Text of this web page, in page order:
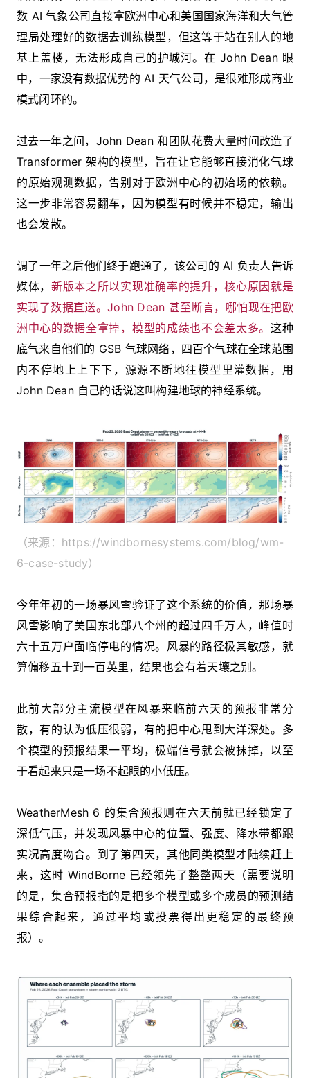
数 AI 气象公司直接拿欧洲中心和美国国家海洋和大气管
理局处理好的数据去训练模型，但这等于站在别人的地
基上盖楼，无法形成自己的护城河。在 John Dean 眼
中，一家没有数据优势的 AI 天气公司，是很难形成商业
模式闭环的。
过去一年之间，John Dean 和团队花费大量时间改造了
Transformer 架构的模型，旨在让它能够直接消化气球
的原始观测数据，告别对于欧洲中心的初始场的依赖。
这一步非常容易翻车，因为模型有时候并不稳定，输出
也会发散。
调了一年之后他们终于跑通了，该公司的 AI 负责人告诉
媒体，新版本之所以实现准确率的提升，核心原因就是
实现了数据直送。John Dean 甚至断言，哪怕现在把欧
洲中心的数据全拿掉，模型的成绩也不会差太多。这种
底气来自他们的 GSB 气球网络，四百个气球在全球范围
内不停地上上下下，源源不断地往模型里灌数据，用
John Dean 自己的话说这叫构建地球的神经系统。
（来源：https://windbornesystems.com/blog/wm-
6-case-study）
今年年初的一场暴风雪验证了这个系统的价值，那场暴
风雪影响了美国东北部八个州的超过四千万人，峰值时
六十五万户面临停电的情况。风暴的路径极其敏感，就
算偏移五十到一百英里，结果也会有着天壤之别。
此前大部分主流模型在风暴来临前六天的预报非常分
散，有的认为低压很弱，有的把中心甩到大洋深处。多
个模型的预报结果一平均，极端信号就会被抹掉，以至
于看起来只是一场不起眼的小低压。
WeatherMesh 6 的集合预报则在六天前就已经锁定了
深低气压，并发现风暴中心的位置、强度、降水带都跟
实况高度吻合。到了第四天，其他同类模型才陆续赶上
来，这时 WindBorne 已经领先了整整两天（需要说明
的是，集合预报指的是把多个模型或多个成员的预测结
果综合起来，通过平均或投票得出更稳定的最终预
报）。